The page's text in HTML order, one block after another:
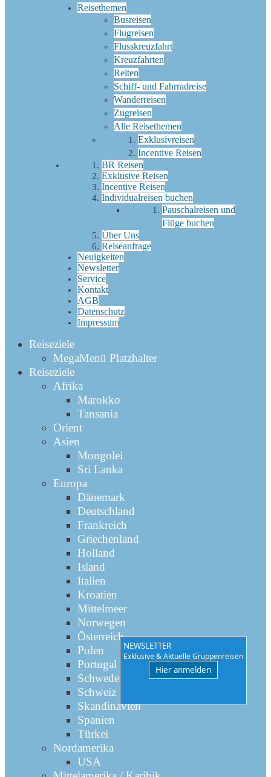
Reisethemen
Busreisen
Flugreisen
Flusskreuzfahrt
Kreuzfahrten
Reiten
Schiff- und Fahrradreise
Wanderreisen
Zugreisen
Alle Reisethemen
Exklusivreisen
Incentive Reisen
BR Reisen
Exklusive Reisen
Incentive Reisen
Individualreisen buchen
Pauschalreisen und
Flüge buchen
Über Uns
Reiseanfrage
Neuigkeiten
Newsletter
Service
Kontakt
AGB
Datenschutz
Impressum
Reiseziele
MegaMenü Platzhalter
Reiseziele
Afrika
Marokko
Tansania
Orient
Asien
Mongolei
Sri Lanka
Europa
Dänemark
Deutschland
Frankreich
Griechenland
Holland
Island
Italien
Kroatien
Mittelmeer
Norwegen
Österreich
Polen
Portugal
Schweden
Schweiz
Skandinavien
Spanien
Türkei
Nordamerika
USA
NEWSLETTER
Exklusive & Aktuelle Gruppenreisen
Hier anmelden